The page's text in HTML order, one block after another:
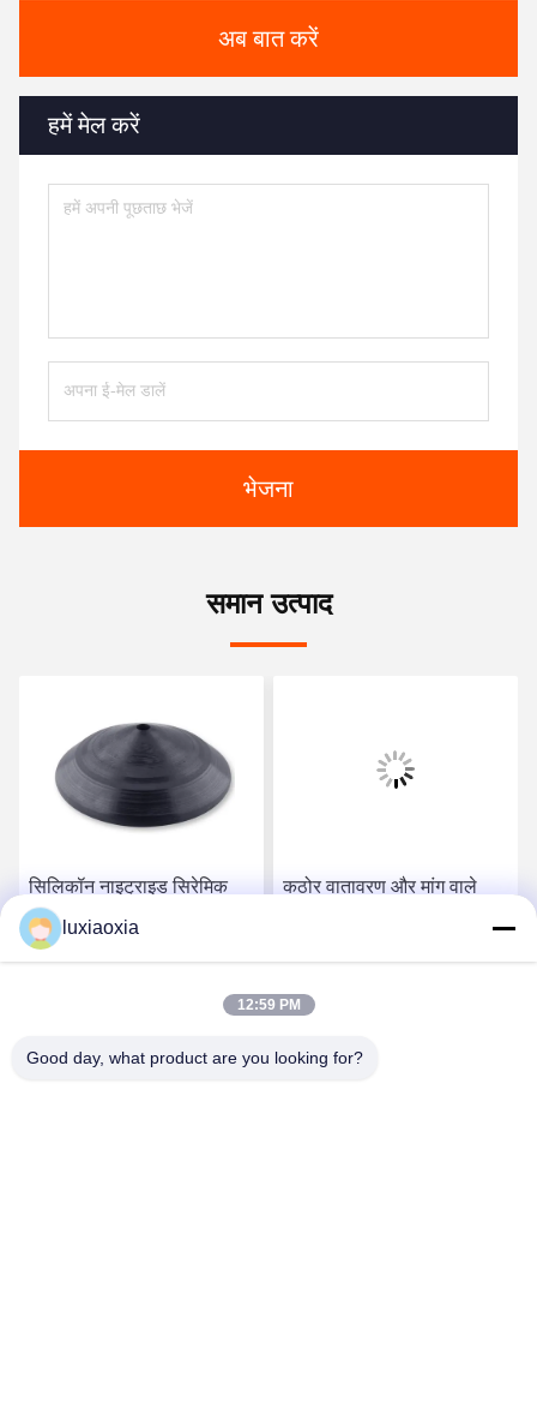
अब बात करें
हमें मेल करें
भेजना
समान उत्पाद
सिलिकॉन नाइट्राइड सिरेमिक
छाता डिस्क - उच्च तापमान
कार्यात्मक घटक के साथ केंद्रित
सबसे अच्छी कीमत पाएं
कठोर वातावरण और मांग वाले
luxiaoxia
12:59 PM
Good day, what product are you looking for?